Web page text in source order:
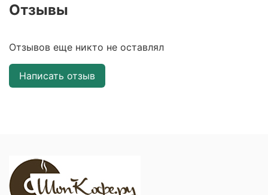
Отзывы
Отзывов еще никто не оставлял
Написать отзыв